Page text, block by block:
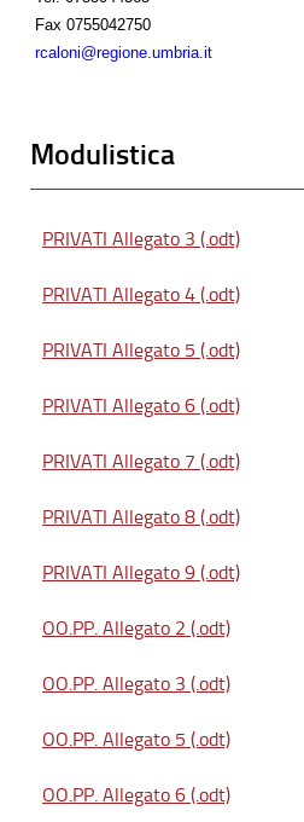
Fax 0755042750
rcaloni@regione.umbria.it
Modulistica
PRIVATI Allegato 3 (.odt)
PRIVATI Allegato 4 (.odt)
PRIVATI Allegato 5 (.odt)
PRIVATI Allegato 6 (.odt)
PRIVATI Allegato 7 (.odt)
PRIVATI Allegato 8 (.odt)
PRIVATI Allegato 9 (.odt)
OO.PP. Allegato 2 (.odt)
OO.PP. Allegato 3 (.odt)
OO.PP. Allegato 5 (.odt)
OO.PP. Allegato 6 (.odt)